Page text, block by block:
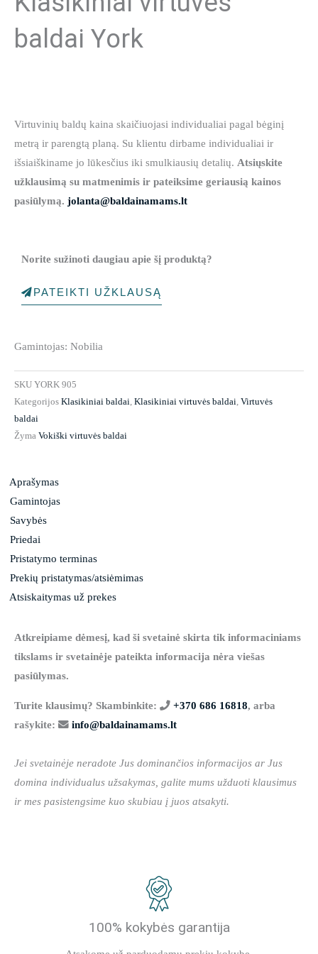
baldai York
Virtuvinių baldų kaina skaičiuojasi individualiai pagal bėginį
metrą ir parengtą planą. Su klientu dirbame individualiai ir
išsiaiškiname jo lūkesčius iki smulkiausių detalių. Atsiųskite
užklausimą su matmenimis ir pateiksime geriausią kainos
pasiūlymą. jolanta@baldainamams.lt
Norite sužinoti daugiau apie šį produktą?
PATEIKTI UŽKLAUSĄ
Gamintojas: Nobilia
SKU YORK 905
Kategorijos Klasikiniai baldai Klasikiniai virtuvės baldai Virtuvės
baldai
Žyma Vokiški virtuvės baldai
Aprašymas
Gamintojas
Savybės
Priedai
Pristatymo terminas
Prekių pristatymas/atsiėmimas
Atsiskaitymas už prekes
Atkreipiame dėmesį, kad ši svetainė skirta tik informaciniams
tikslams ir svetainėje pateikta informacija nėra viešas
pasiūlymas.
Turite klausimų? Skambinkite: +370 686 16818, arba
rašykite:
info@baldainamams.lt
Jei svetainėje neradote Jus dominančios informacijos ar Jus
domina individualus užsakymas, galite mums užduoti klausimus
ir mes pasistengsime kuo skubiau į juos atsakyti.
100% kokybės garantija